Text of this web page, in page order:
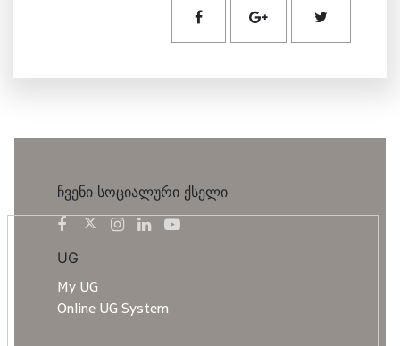
ჩვენი სოციალური ქსელი
UG
My UG
Online UG System